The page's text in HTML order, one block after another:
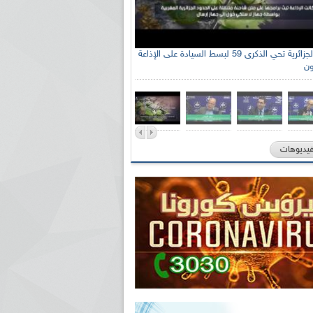
الإذاعة الجزائرية تحي الذكرى 59 لبسط السيادة على الإذاعة